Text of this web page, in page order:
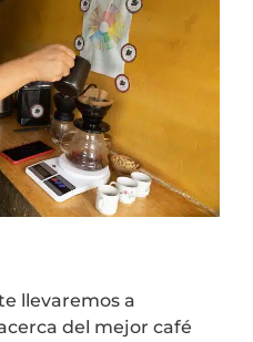
llevaremos a
del mejor café